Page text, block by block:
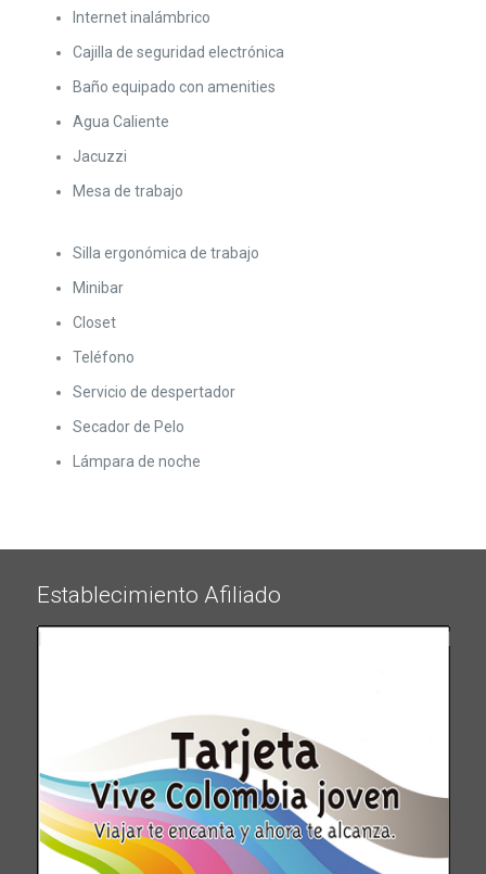
Internet inalámbrico
Cajilla de seguridad electrónica
Baño equipado con amenities
Agua Caliente
Jacuzzi
Mesa de trabajo
Silla ergonómica de trabajo
Minibar
Closet
Teléfono
Servicio de despertador
Secador de Pelo
Lámpara de noche
Establecimiento Afiliado